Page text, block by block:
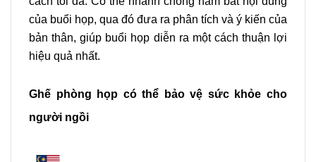
của buổi họp, qua đó đưa ra phân tích và ý kiến của
bản thân, giúp buổi họp diễn ra một cách thuận lợi
hiệu quả nhất.
Ghế phòng họp có thể bảo vệ sức khỏe cho
người ngồi